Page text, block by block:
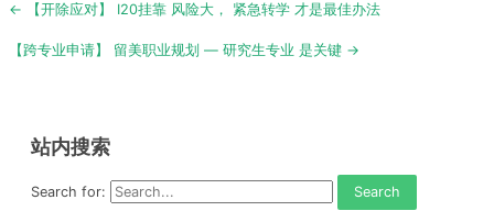
Post
← 【开除应对】 I20挂靠 风险大， 紧急转学 才是最佳办法
【跨专业申请】 留美职业规划 — 研究生专业 是关键 →
站内搜索
Search for: